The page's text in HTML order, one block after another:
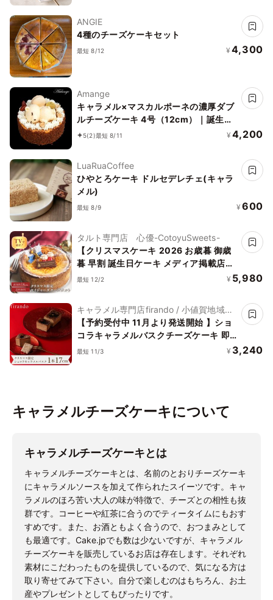
ANGIE
4種のチーズケーキセット
最短 8/12 ¥ 4,300
Amange
キャラメル×マスカルポーネの濃厚ダブ
ルチーズケーキ 4号（12cm）｜誕生
日・ギフトに人気
5(2)最短 8/11 ¥ 4,200
LuaRuaCoffee
ひやとろケーキ ドルセデレチェ(キャラ
メル)
最短 8/9 ¥ 600
タルト専門店 心優-CotoyuSweets-
【クリスマスケーキ 2026 お歳暮 御歳
暮 早割 誕生日ケーキ メディア掲載店】
クリスマス限定 50セット 国産小麦 濃厚
最短 12/2 ¥ 5,980
キャラメル専門店firando / 小値賀地域ブ
ランド製作所株式会社
【予約受付中 11月より発送開始 】ショ
コラキャラメルバスクチーズケーキ 即
最短 11/3 ¥ 3,240
キャラメルチーズケーキについて
キャラメルチーズケーキとは
キャラメルチーズケーキとは、名前のとおりチーズケーキ
にキャラメルソースを加えて作られたスイーツです。キャ
ラメルのほろ苦い大人の味が特徴で、チーズとの相性も抜
群です。コーヒーや紅茶に合うのでティータイムにもおす
すめです。また、お酒ともよく合うので、おつまみとして
も最適です。Cake.jpでも数は少ないですが、キャラメル
チーズケーキを販売しているお店は存在します。それぞれ
素材にこだわったものを提供しているので、気になる方は
取り寄せてみて下さい。自分で楽しむのはもちろん、お土
産やプレゼントとしてもぴったりです。